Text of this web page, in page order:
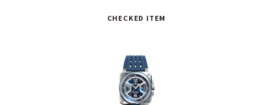
CHECKED ITEM